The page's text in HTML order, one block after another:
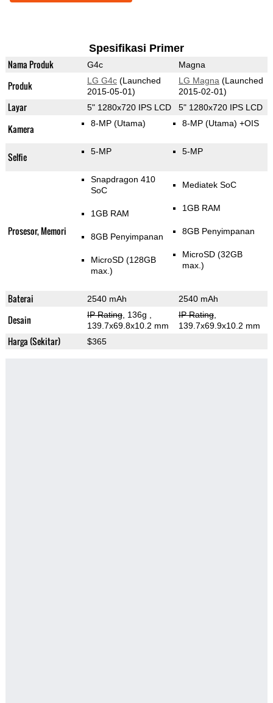
Spesifikasi Primer
Nama Produk G4c Magna
Produk LG G4c(Launched
2015-05-01)
LG Magna (Launched
2015-02-01)
Layar 5" 1280x720 IPS LCD 5" 1280x720 IPS LCD
Kamera 8-MP (Utama) 8-MP (Utama) +OIS
Selfie 5-MP 5-MP
Prosesor, Memori
Snapdragon 410
SoC
1GB RAM
8GB Penyimpanan
MicroSD (128GB
max.)
Mediatek SoC
1GB RAM
8GB Penyimpanan
MicroSD (32GB
max.)
Baterai 2540 mAh 2540 mAh
Desain IP Rating, 136g
139.7x69.8x10.2 mm
IP Rating,
139.7x69.9x10.2 mm
Harga (Sekitar) $365